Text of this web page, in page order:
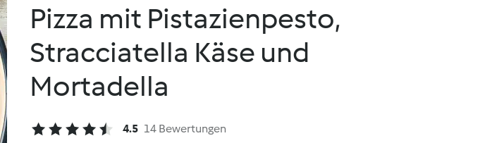
Pizza mit Pistazienpesto,
Stracciatella Käse und
Mortadella
4.5 14 Bewertungen